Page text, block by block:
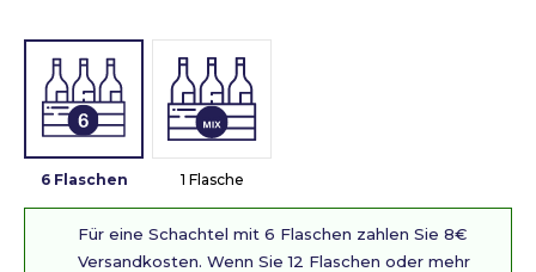
6 Flaschen 1 Flasche
Für eine Schachtel mit 6 Flaschen zahlen Sie 8€
Versandkosten. Wenn Sie 12 Flaschen oder mehr